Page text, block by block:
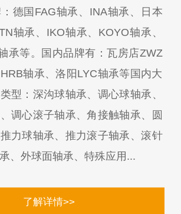
德国FAG轴承、INA轴承、日本
轴承、IKO轴承、KOYO轴承、
承等。国内品牌有：瓦房店ZWZ
轴承、洛阳LYC轴承等国内大
型：深沟球轴承、调心球轴承、
调心滚子轴承、角接触轴承、圆
力球轴承、推力滚子轴承、滚针
、外球面轴承、特殊应用...
了解详情>>